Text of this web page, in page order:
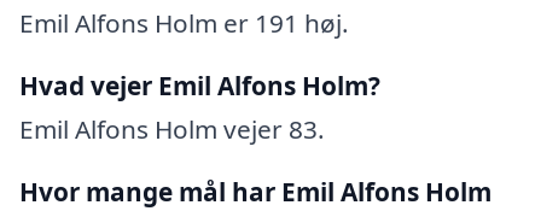
Emil Alfons Holm er 191 høj.
Hvad vejer Emil Alfons Holm?
Emil Alfons Holm vejer 83.
Hvor mange mål har Emil Alfons Holm